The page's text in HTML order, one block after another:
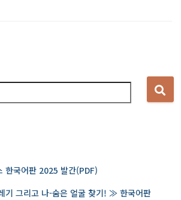
한국어판 2025 발간(PDF)
기 그리고 나-숨은 얼굴 찾기! ≫ 한국어판